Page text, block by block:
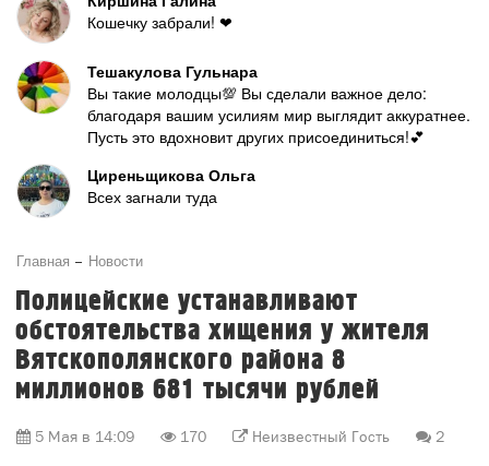
Кошечку забрали! ❤
Тешакулова Гульнара
Вы такие молодцы💯 Вы сделали важное дело:
благодаря вашим усилиям мир выглядит аккуратнее.
Пусть это вдохновит других присоединиться!💕
Циреньщикова Ольга
Всех загнали туда
Главная Новости
Полицейские устанавливают
обстоятельства хищения у жителя
Вятскополянского района 8
миллионов 681 тысячи рублей
5 Мая в 14:09 170 Неизвестный Гость 2